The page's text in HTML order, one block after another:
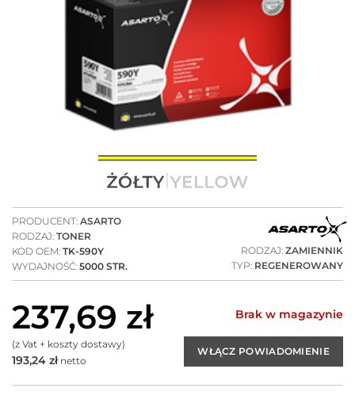
PRODUCENT: ASARTO
RODZAJ: TONER
KOD OEM: TK-590Y
WYDAJNOŚĆ: 5000 STR.
RODZAJ: ZAMIENNIK
TYP: REGENEROWANY
237,69 zł
(z Vat + koszty dostawy)
193,24 złnetto
Brak w magazynie